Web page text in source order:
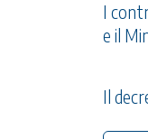
I
e il
Il